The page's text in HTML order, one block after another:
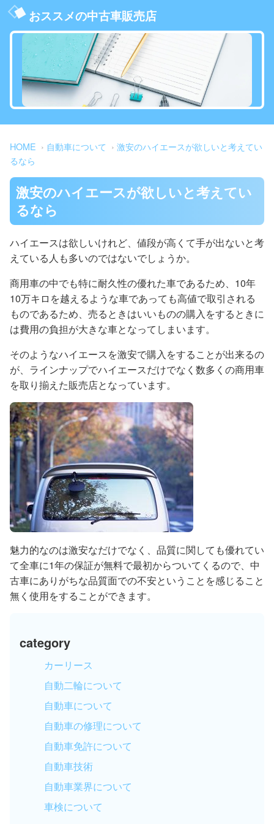
おススメの中古車販売店
HOME 自動車について
激安のハイエースが欲しいと考えてい
るなら
激安のハイエースが欲しいと考えてい
るなら
ハイエースは欲しいけれど、値段が高くて手が出ないと考
えている人も多いのではないでしょうか。
商用車の中でも特に耐久性の優れた車であるため、10年
10万キロを越えるような車であっても高値で取引される
ものであるため、売るときはいいものの購入をするときに
は費用の負担が大きな車となってしまいます。
そのようなハイエースを激安で購入をすることが出来るの
が、ラインナップでハイエースだけでなく数多くの商用車
を取り揃えた販売店となっています。
魅力的なのは激安なだけでなく、品質に関しても優れてい
て全車に1年の保証が無料で最初からついてくるので、中
古車にありがちな品質面での不安ということを感じること
無く使用をすることができます。
category
カーリース
自動二輪について
自動車について
自動車の修理について
自動車免許について
自動車技術
自動車業界について
車検について